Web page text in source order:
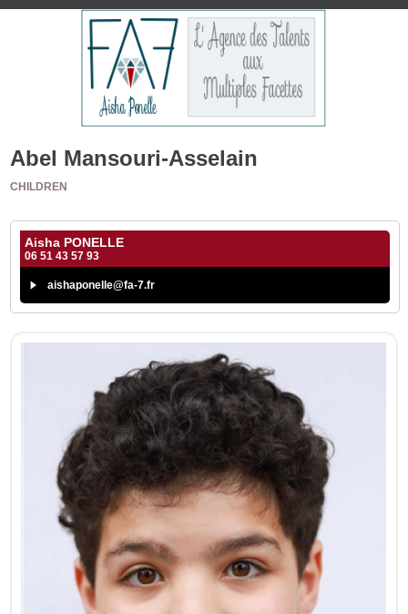
Abel Mansouri-Asselain
CHILDREN
Aisha PONELLE
06 51 43 57 93
aishaponelle@fa-7.fr